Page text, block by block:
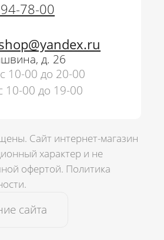
15
00
78-00
д. 26
10-00 до 20-00
10-00 до 19-00
Сайт интернет-магазин
характер и не
офертой. Политика
сайта